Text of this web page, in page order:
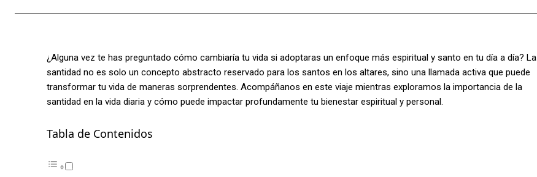
¿Alguna vez te has preguntado cómo cambiaría tu vida si adoptaras un enfoque más espiritual y santo en tu día a día? La
santidad no es solo un concepto abstracto reservado para los santos en los altares, sino una llamada activa que puede
transformar tu vida de maneras sorprendentes. Acompáñanos en este viaje mientras exploramos la importancia de la
santidad en la vida diaria y cómo puede impactar profundamente tu bienestar espiritual y personal.
Tabla de Contenidos